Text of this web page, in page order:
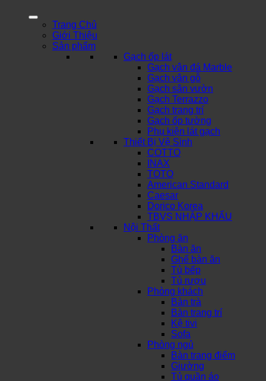
Trang Chủ
Giới Thiệu
Sản phẩm
Gạch ốp lát
Gạch vân đá Marble
Gạch vân gỗ
Gạch sân vườn
Gạch Terrazzo
Gạch trang trí
Gạch ốp tường
Phụ kiện lát gạch
Thiết Bị Vệ Sinh
COTTO
INAX
TOTO
American Standard
Caesar
Dorico Korea
TBVS NHẬP KHẨU
Nội Thất
Phòng ăn
Bàn ăn
Ghế bàn ăn
Tủ bếp
Tủ rượu
Phòng khách
Bàn trà
Bàn trang trí
Kệ tivi
Sofa
Phòng ngủ
Bàn trang điểm
Giường
Tủ quần áo